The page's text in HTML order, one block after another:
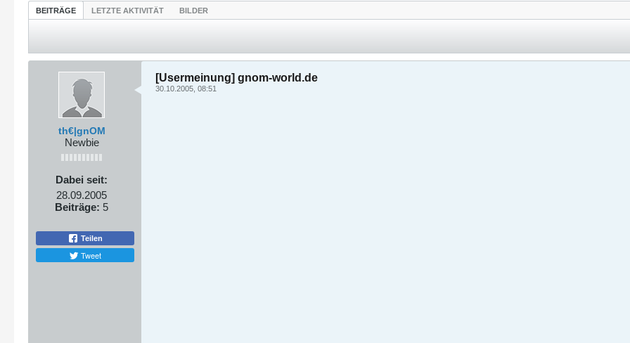
BEITRÄGE LETZTE AKTIVITÄT BILDER
th€|gnOM
Newbie
Dabei seit:
28.09.2005
Beiträge: 5
Teilen
Tweet
[Usermeinung] gnom-world.de
30.10.2005, 08:51